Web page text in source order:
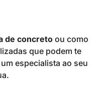
de concreto ou como
que podem te
especialista ao seu